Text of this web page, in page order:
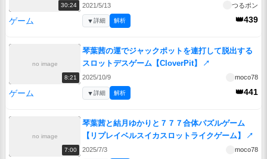
30:24 2021/5/13 つるポン
ゲーム 👑439
▼詳細 解析
no image
8:21
琴葉茜の運でジャックポットを連打して脱出する
スロットデスゲーム【CloverPit】
↗
2025/10/9 moco78
ゲーム 👑441
▼詳細 解析
no image
7:00
琴葉茜と結月ゆかりと７７７合体パズルゲーム
【リプレイベルスイカスロットライクゲーム】
↗
2025/7/3 moco78